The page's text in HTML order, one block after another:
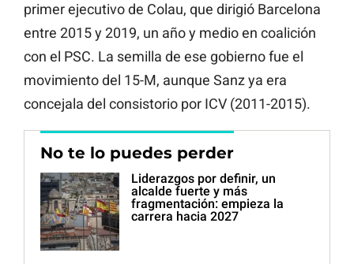
primer ejecutivo de Colau, que dirigió Barcelona
entre 2015 y 2019, un año y medio en coalición
con el PSC. La semilla de ese gobierno fue el
movimiento del 15-M, aunque Sanz ya era
concejala del consistorio por ICV (2011-2015).
No te lo puedes perder
Liderazgos por definir, un
alcalde fuerte y más
fragmentación: empieza la
carrera hacia 2027